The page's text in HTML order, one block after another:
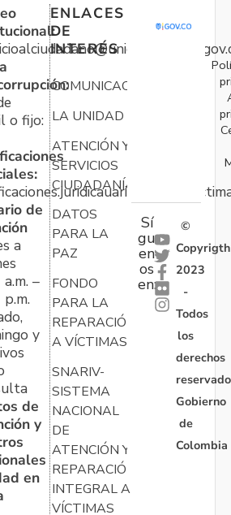
o fijo:
de
a
–
y
de
y
en
ENLACES
DE
INTERÉS
COMUNICACIONES
LA UNIDAD
ATENCIÓN Y
SERVICIOS
CIUDADANÍA
DATOS
PARA LA
PAZ
FONDO
PARA LA
REPARACIÓN
A VÍCTIMAS
SNARIV-
SISTEMA
NACIONAL
DE
ATENCIÓN Y
REPARACIÓN
INTEGRAL A
VÍCTIMAS
Sí
gu
en
os
en:
©
Copyrigth
2023
-
Todos
los
derechos
Gobierno
de
Colombia